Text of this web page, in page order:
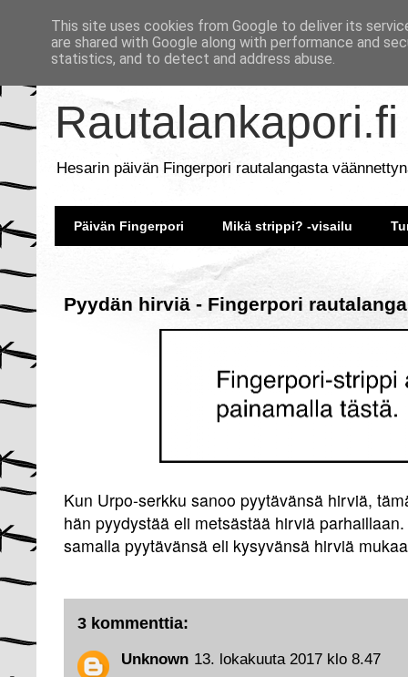
Rautalankapori.fi
Hesarin päivän Fingerpori rautalangasta
Päivän Fingerpori Mikä strippi? -visailu
Pyydän hirviä - Fingerpori
Kun Urpo-serkku sanoo pyytävänsä hirviä,
hän pyydystää eli metsästää hirviä
samalla pyytävänsä eli kysyvänsä hirviä
3 kommenttia:
Unknown 13. lokakuuta 2017 klo 8.47
This site uses cookies from Google to deliver its
are shared with Google along with performance and
statistics, and to detect and address abuse.